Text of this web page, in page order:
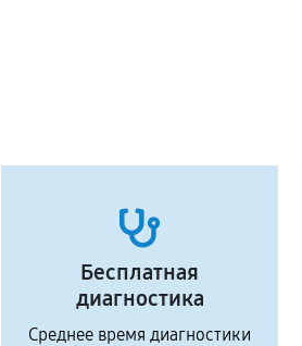
Бесплатная
диагностика
Среднее время диагностики